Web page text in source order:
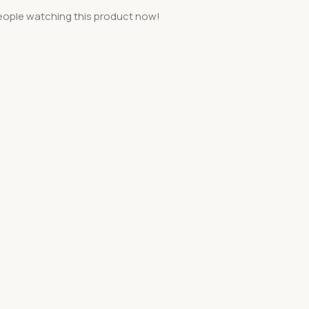
watching this product now!